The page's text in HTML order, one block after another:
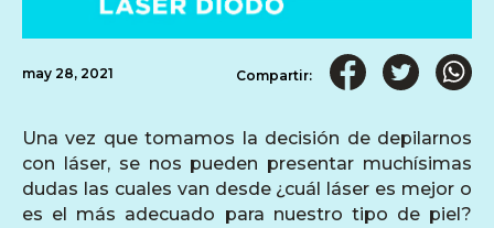
may 28, 2021 Compartir:
Una vez que tomamos la decisión de depilarnos
con láser, se nos pueden presentar muchísimas
dudas las cuales van desde ¿cuál láser es mejor o
es el más adecuado para nuestro tipo de piel?